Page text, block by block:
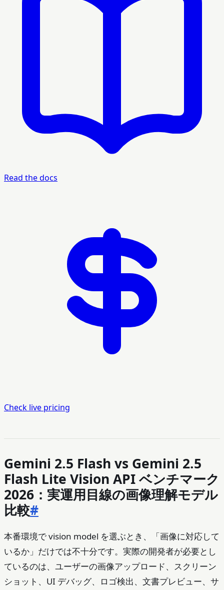
Read the docs
Check live pricing
Gemini 2.5 Flash vs Gemini 2.5
Flash Lite Vision API ベンチマーク
2026：実運用目線の画像理解モデル
比較#
本番環境で vision model を選ぶとき、「画像に対応して
いるか」だけでは不十分です。実際の開発者が必要とし
ているのは、ユーザーの画像アップロード、スクリーン
ショット、UI デバッグ、ロゴ検出、文書プレビュー、サ